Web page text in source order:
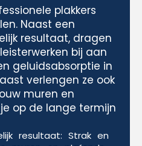
plakkers
Naast een
resultaat, dragen
bij aan
geluidsabsorptie in
verlengen ze ook
muren en
op de lange termijn
resultaat: Strak en